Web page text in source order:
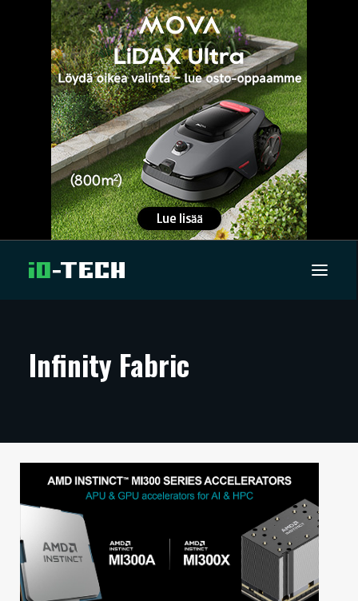
ARTIKKELIT
TECHBBS
TIETOA
HINTA.FI
KAUPPA
VAIHDA TEEMA
Infinity Fabric